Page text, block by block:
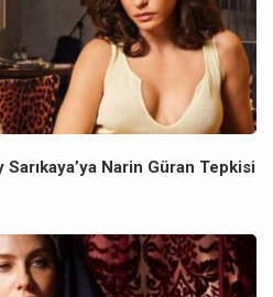
Narin Güran Tepkisi